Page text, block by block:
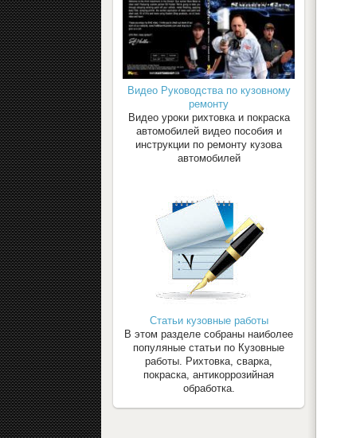
Видео Руководства по кузовному
ремонту
Видео уроки рихтовка и покраска
автомобилей видео пособия и
инструкции по ремонту кузова
автомобилей
Статьи кузовные работы
В этом разделе собраны наиболее
популяные статьи по Кузовные
работы. Рихтовка, сварка,
покраска, антикоррозийная
обработка.